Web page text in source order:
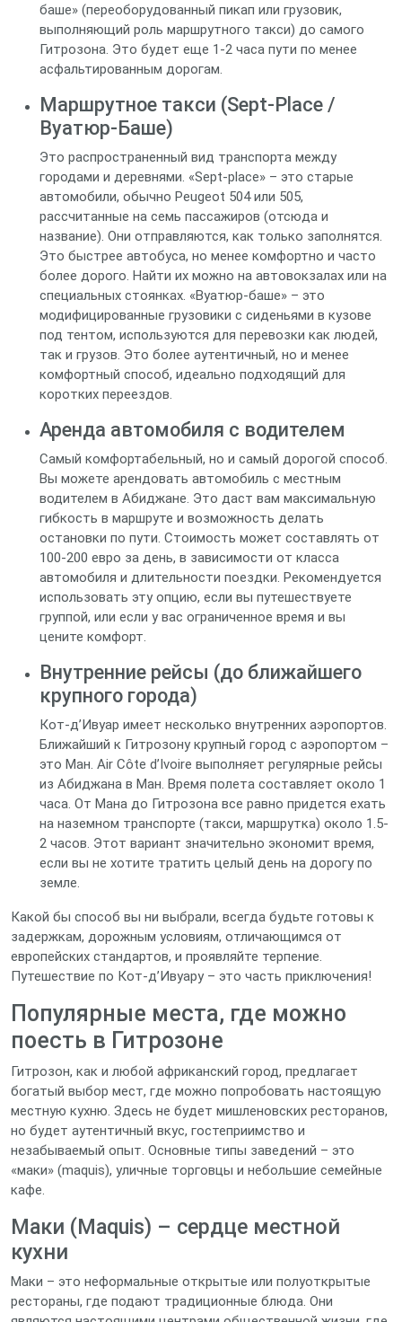
баше» (переоборудованный пикап или грузовик,
выполняющий роль маршрутного такси) до самого
Гитрозона. Это будет еще 1-2 часа пути по менее
асфальтированным дорогам.
Маршрутное такси (Sept-Place /
Вуатюр-Баше)
Это распространенный вид транспорта между
городами и деревнями. «Sept-place» – это старые
автомобили, обычно Peugeot 504 или 505,
рассчитанные на семь пассажиров (отсюда и
название). Они отправляются, как только заполнятся.
Это быстрее автобуса, но менее комфортно и часто
более дорого. Найти их можно на автовокзалах или на
специальных стоянках. «Вуатюр-баше» – это
модифицированные грузовики с сиденьями в кузове
под тентом, используются для перевозки как людей,
так и грузов. Это более аутентичный, но и менее
комфортный способ, идеально подходящий для
коротких переездов.
Аренда автомобиля с водителем
Самый комфортабельный, но и самый дорогой способ.
Вы можете арендовать автомобиль с местным
водителем в Абиджане. Это даст вам максимальную
гибкость в маршруте и возможность делать
остановки по пути. Стоимость может составлять от
100-200 евро за день, в зависимости от класса
автомобиля и длительности поездки. Рекомендуется
использовать эту опцию, если вы путешествуете
группой, или если у вас ограниченное время и вы
цените комфорт.
Внутренние рейсы (до ближайшего
крупного города)
Кот-д’Ивуар имеет несколько внутренних аэропортов.
Ближайший к Гитрозону крупный город с аэропортом –
это Ман. Air Côte d’Ivoire выполняет регулярные рейсы
из Абиджана в Ман. Время полета составляет около 1
часа. От Мана до Гитрозона все равно придется ехать
на наземном транспорте (такси, маршрутка) около 1.5-
2 часов. Этот вариант значительно экономит время,
если вы не хотите тратить целый день на дорогу по
земле.
Какой бы способ вы ни выбрали, всегда будьте готовы к
задержкам, дорожным условиям, отличающимся от
европейских стандартов, и проявляйте терпение.
Путешествие по Кот-д’Ивуару – это часть приключения!
Популярные места, где можно
поесть в Гитрозоне
Гитрозон, как и любой африканский город, предлагает
богатый выбор мест, где можно попробовать настоящую
местную кухню. Здесь не будет мишленовских ресторанов,
но будет аутентичный вкус, гостеприимство и
незабываемый опыт. Основные типы заведений – это
«маки» (maquis), уличные торговцы и небольшие семейные
кафе.
Маки (Maquis) – сердце местной
кухни
Маки – это неформальные открытые или полуоткрытые
рестораны, где подают традиционные блюда. Они